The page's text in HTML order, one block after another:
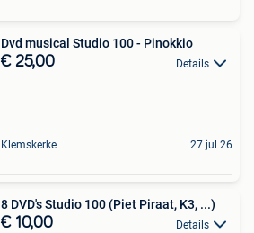
Dvd musical Studio 100 - Pinokkio
€ 25,00 Details
Klemskerke 27 jul 26
8 DVD's Studio 100 (Piet Piraat, K3, ...)
€ 10,00 Details